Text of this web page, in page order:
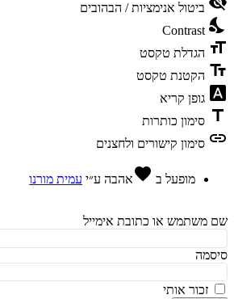
ביטול אנימציות / הבהובים
Contrast
הגדלת טקסט
הקטנת טקסט
גופן קריא
סימון כותרות
סימון קישורים ולחצנים
מופעל בfavorite אהבהע״י עמית מורנו
או כתובת אימייל
זכור אותי